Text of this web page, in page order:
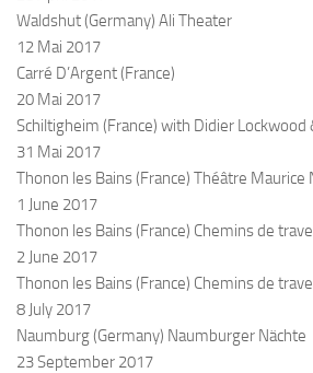
Waldshut (Germany) Ali Theater
12 Mai 2017
Carré D’Argent (France)
20 Mai 2017
Schiltigheim (France) with Didier Lockwood
31 Mai 2017
Thonon les Bains (France) Théâtre Maurice
1 June 2017
Thonon les Bains (France) Chemins de
2 June 2017
Thonon les Bains (France) Chemins de
8 July 2017
Naumburg (Germany) Naumburger Nächte
23 September 2017